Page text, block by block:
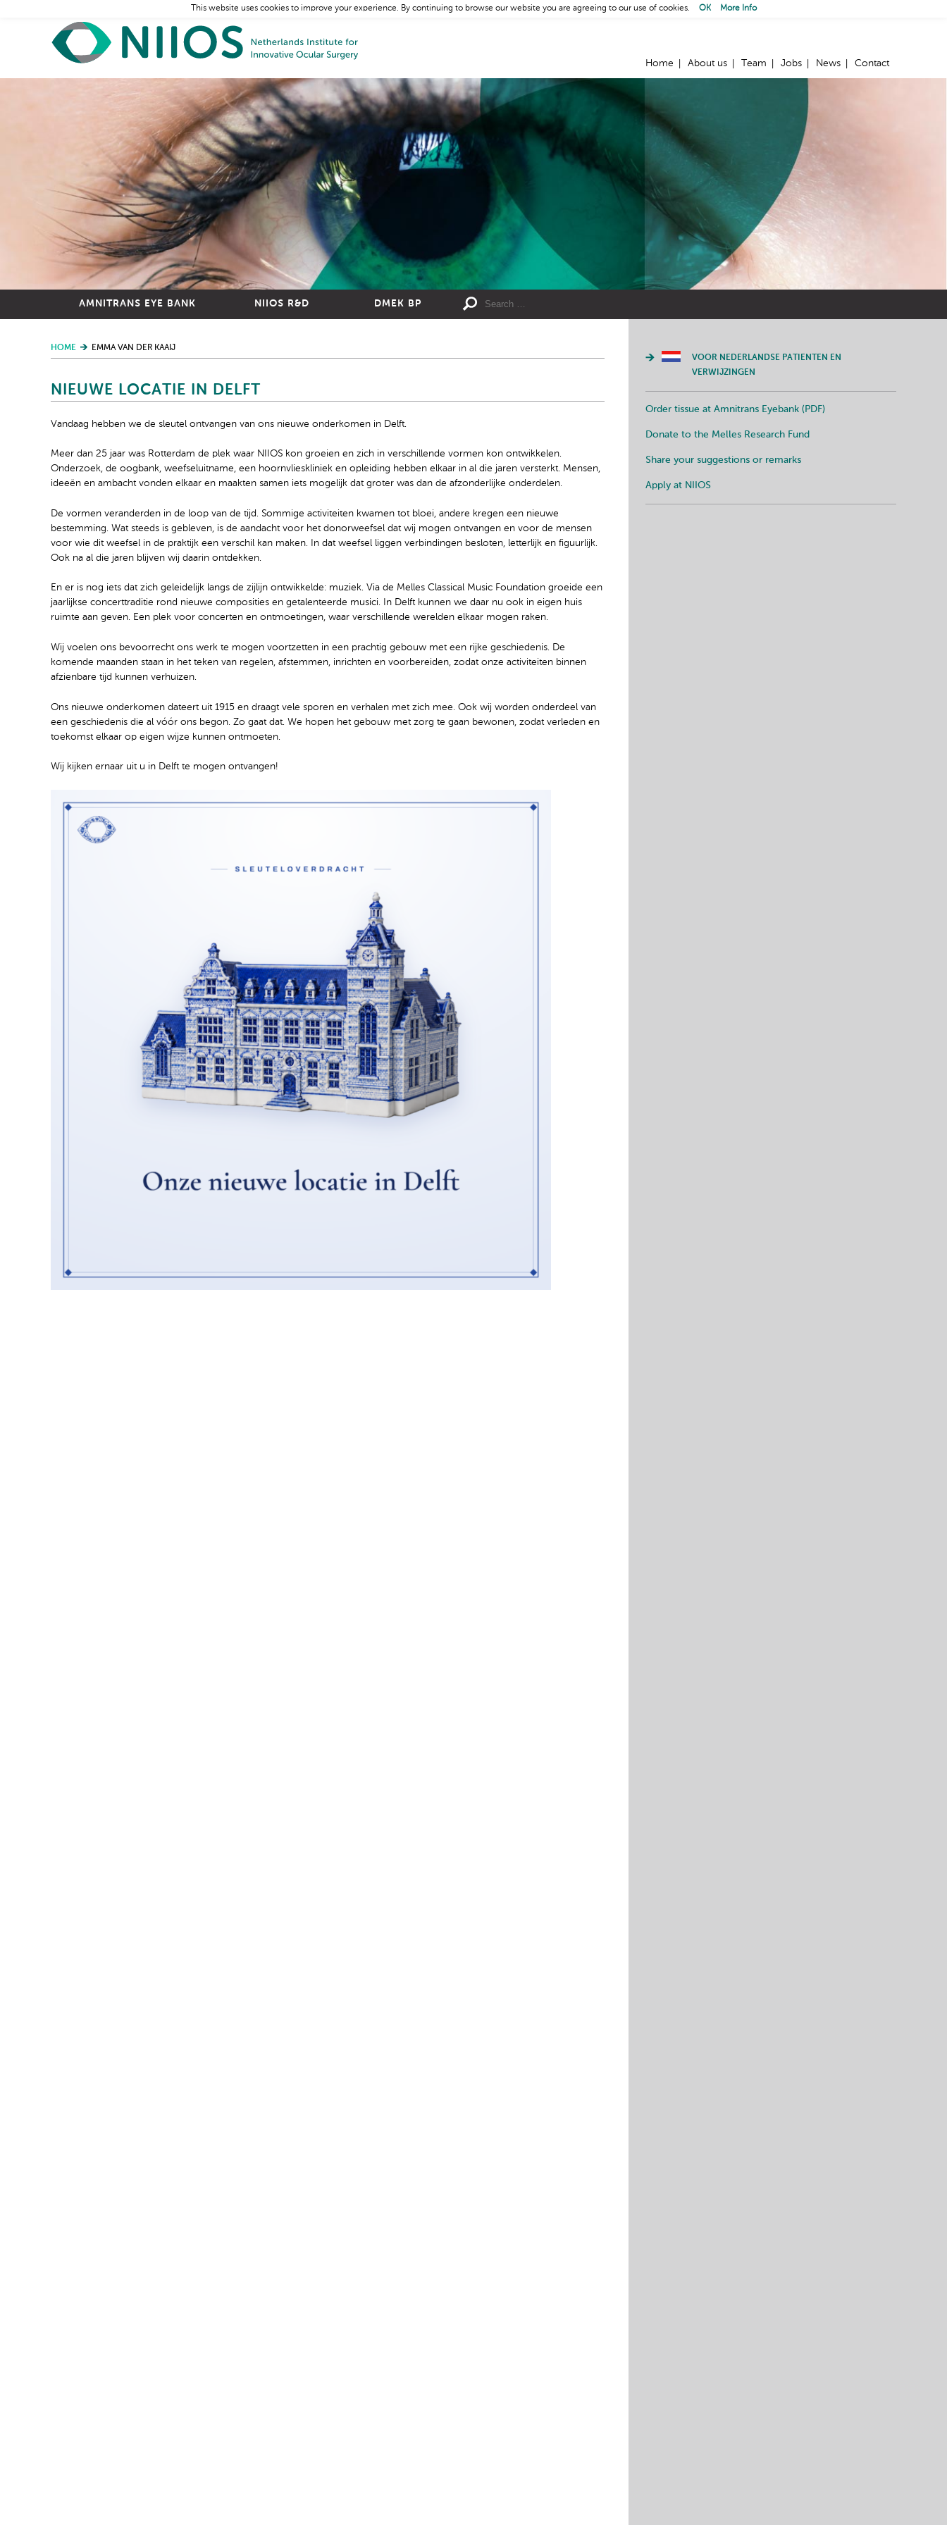
Home About us Team Jobs News Contact
AMNITRANS EYE BANK NIIOS R&D DMEK BP
HOME EMMA VAN DER KAAIJ
NIEUWE LOCATIE IN DELFT
Vandaag hebben we de sleutel ontvangen van ons nieuwe onderkomen in Delft.
Meer dan 25 jaar was Rotterdam de plek waar NIIOS kon groeien en zich in verschillende vormen kon ontwikkelen.
Onderzoek, de oogbank, weefseluitname, een hoornvlieskliniek en opleiding hebben elkaar in al die jaren versterkt. Mensen,
ideeën en ambacht vonden elkaar en maakten samen iets mogelijk dat groter was dan de afzonderlijke onderdelen.
De vormen veranderden in de loop van de tijd. Sommige activiteiten kwamen tot bloei, andere kregen een nieuwe
bestemming. Wat steeds is gebleven, is de aandacht voor het donorweefsel dat wij mogen ontvangen en voor de mensen
voor wie dit weefsel in de praktijk een verschil kan maken. In dat weefsel liggen verbindingen besloten, letterlijk en figuurlijk.
Ook na al die jaren blijven wij daarin ontdekken.
En er is nog iets dat zich geleidelijk langs de zijlijn ontwikkelde: muziek. Via de Melles Classical Music Foundation groeide een
jaarlijkse concerttraditie rond nieuwe composities en getalenteerde musici. In Delft kunnen we daar nu ook in eigen huis
ruimte aan geven. Een plek voor concerten en ontmoetingen, waar verschillende werelden elkaar mogen raken.
Wij voelen ons bevoorrecht ons werk te mogen voortzetten in een prachtig gebouw met een rijke geschiedenis. De
komende maanden staan in het teken van regelen, afstemmen, inrichten en voorbereiden, zodat onze activiteiten binnen
afzienbare tijd kunnen verhuizen.
Ons nieuwe onderkomen dateert uit 1915 en draagt vele sporen en verhalen met zich mee. Ook wij worden onderdeel van
een geschiedenis die al vóór ons begon. Zo gaat dat. We hopen het gebouw met zorg te gaan bewonen, zodat verleden en
toekomst elkaar op eigen wijze kunnen ontmoeten.
Wij kijken ernaar uit u in Delft te mogen ontvangen!
VOOR NEDERLANDSE PATIENTEN EN
VERWIJZINGEN
Order tissue at Amnitrans Eyebank (PDF)
Donate to the Melles Research Fund
Share your suggestions or remarks
Apply at NIIOS
This website uses cookies to improve your experience. By continuing to browse our website you are agreeing to our use of cookies. OK More Info